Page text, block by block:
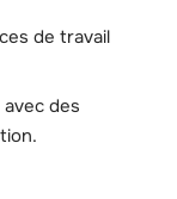
de travail
des